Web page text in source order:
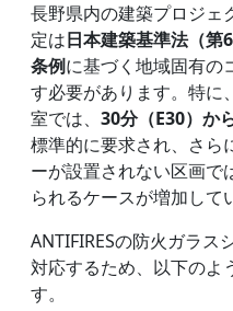
長野県内の建築プロジェ
定は日本建築基準法（第
条例に基づく地域固有の
す必要があります。特に
室では、 30分（E30）か
標準的に要求され、さら
ーが設置されない区画で
られるケースが増加して
ANTIFIRESの防火ガラス
対応するため、以下のよ
す。